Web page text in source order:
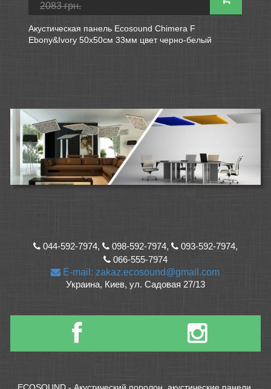
2083 грн.
Акустическая панель Ecosound Chimera F
Ebony&Ivory 50x50см 33мм цвет черно-белый
044-592-7974, 098-592-7974,
093-592-7974,
066-555-7974
E-mail: zakaz.ecosound@gmail.com
Украина, Киев, ул. Садовая 27/13